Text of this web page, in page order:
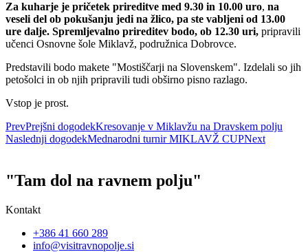
Za kuharje je pričetek prireditve med 9.30 in 10.00 uro, na
veseli del ob pokušanju jedi na žlico, pa ste vabljeni od 13.00
ure dalje. Spremljevalno prireditev bodo, ob 12.30 uri, pripravili
učenci Osnovne šole Miklavž, podružnica Dobrovce.
Predstavili bodo makete "Mostiščarji na Slovenskem". Izdelali so jih
petošolci in ob njih pripravili tudi obširno pisno razlago.
Vstop je prost.
PrevPrejšni dogodekKresovanje v Miklavžu na Dravskem polju
Naslednji dogodekMednarodni turnir MIKLAVŽ CUPNext
"Tam dol na ravnem polju"
Kontakt
+386 41 660 289
info@visitravnopolje.si